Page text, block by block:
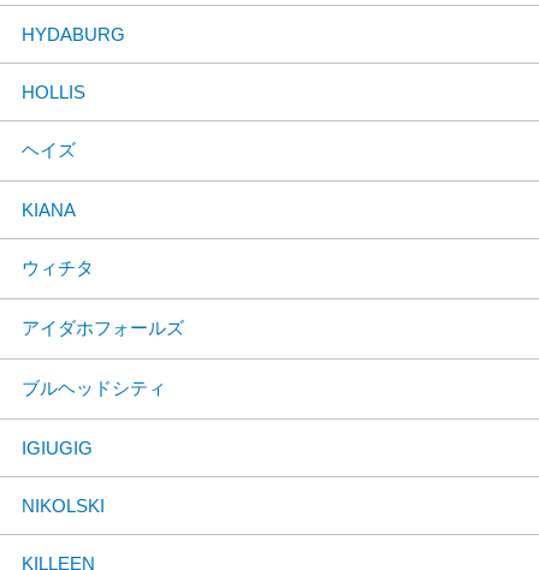
HYDABURG
HOLLIS
ヘイズ
KIANA
ウィチタ
アイダホフォールズ
ブルヘッドシティ
IGIUGIG
NIKOLSKI
KILLEEN